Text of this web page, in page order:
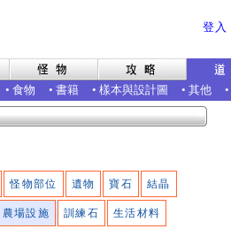
登入
• 食物 • 書籍 • 樣本與設計圖 • 其他 •
怪物部位 遺物 寶石 結晶
農場設施 訓練石 生活材料